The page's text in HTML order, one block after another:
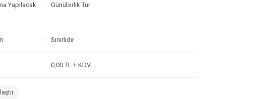
Yapılacak
Günübirlik Tur
Sınırlıdır
0,00 TL + KDV